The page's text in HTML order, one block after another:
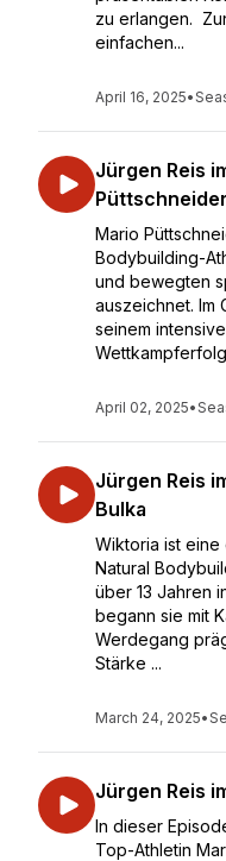
zu erlangen.
einfachen...
April 16, 2025•
Jürgen Reis
Püttschneider
Mario
Bodybuilding-
und bewegten
auszeichnet. Im
seinem
April 02, 2025•
Jürgen Reis
Bulka
Wiktoria ist
Natural
über 13 Jahren
begann sie mit
Werdegang
Stärke ...
March 24, 2025•
Jürgen Reis
In dieser
Top-Athletin